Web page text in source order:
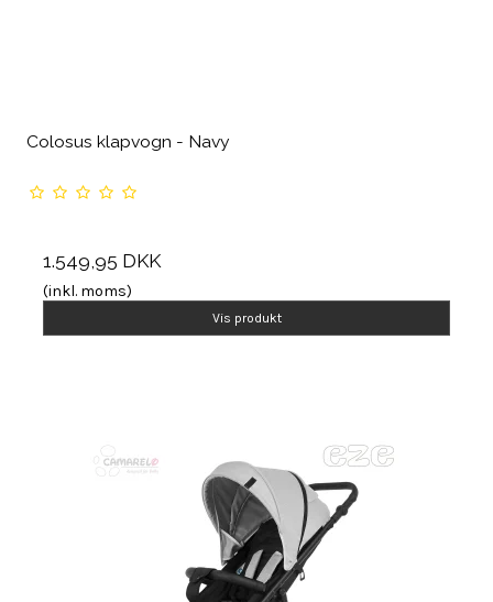
Colosus klapvogn - Navy
1.549,95 DKK
(inkl. moms)
Vis produkt